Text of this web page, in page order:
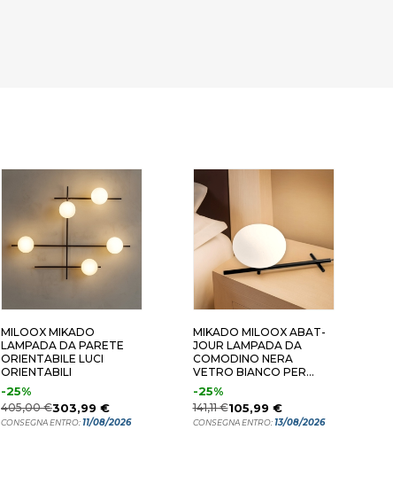
5 LUCI SFERE TRASPARENTI
MILOOX MIKADO
LAMPADA DA PARETE
ORIENTABILE LUCI
ORIENTABILI
-25%
405,00 €303,99 €
CONSEGNA ENTRO:11/08/2026
MIKADO MILOOX ABAT-
JOUR LAMPADA DA
COMODINO NERA
VETRO BIANCO PER
CAMERA DA LETTO
-25%
141,11 €105,99 €
CONSEGNA ENTRO:13/08/2026